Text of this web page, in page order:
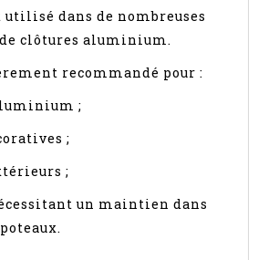
utilisé dans de nombreuses
clôtures aluminium.
recommandé pour :
;
;
;
un maintien dans